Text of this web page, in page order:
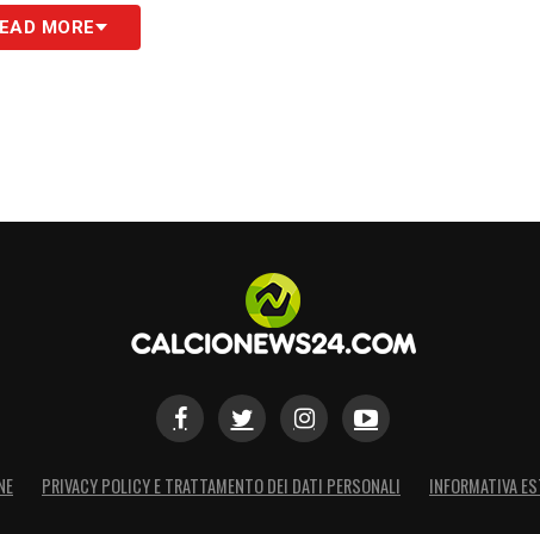
per rispetto perché non vorrei che
lavorando perché sono giocatori che
futuro e presente, ma ci sono cose più
MORE
PRIVACY POLICY E TRATTAMENTO DEI DATI PERSONALI INFORMATIVA